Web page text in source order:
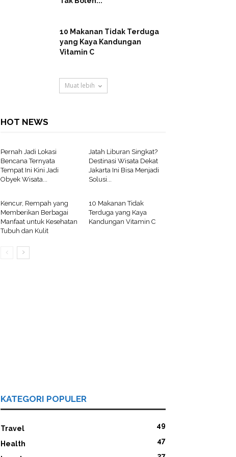
10 Makanan Tidak Terduga
yang Kaya Kandungan
Vitamin C
Muat lebih
HOT NEWS
Pernah Jadi Lokasi
Bencana Ternyata
Tempat Ini Kini Jadi
Obyek Wisata...
Jatah Liburan Singkat?
Destinasi Wisata Dekat
Jakarta Ini Bisa Menjadi
Solusi...
Kencur, Rempah yang
Memberikan Berbagai
Manfaat untuk Kesehatan
Tubuh dan Kulit
10 Makanan Tidak
Terduga yang Kaya
Kandungan Vitamin C
KATEGORI POPULER
Travel 49
Health 47